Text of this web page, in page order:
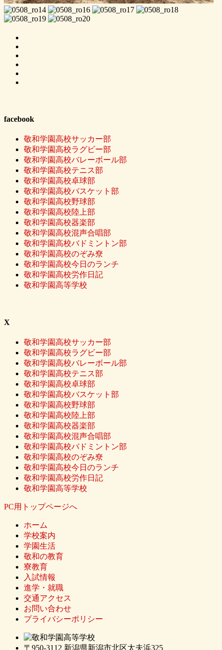
facebook
敬和学園高校サッカー部
敬和学園高校ラグビー部
敬和学園高校バレーボール部
敬和学園高校テニス部
敬和学園高校卓球部
敬和学園高校バスケット部
敬和学園高校野球部
敬和学園高校陸上部
敬和学園高校器楽部
敬和学園高校混声合唱部
敬和学園高校バドミントン部
敬和学園高校のぞみ尞
敬和学園高校今日のランチ
敬和学園高校労作日記
敬和学園高等学校
X
敬和学園高校サッカー部
敬和学園高校ラグビー部
敬和学園高校バレーボール部
敬和学園高校テニス部
敬和学園高校卓球部
敬和学園高校バスケット部
敬和学園高校野球部
敬和学園高校陸上部
敬和学園高校器楽部
敬和学園高校混声合唱部
敬和学園高校バドミントン部
敬和学園高校のぞみ尞
敬和学園高校今日のランチ
敬和学園高校労作日記
敬和学園高等学校
PC用トップページへ
ホーム
学校案内
学園生活
敬和の教育
寮教育
入試情報
進学・就職
交通アクセス
お問い合わせ
プライバシーポリシー
〒950-3112 新潟県新潟市北区太夫浜325